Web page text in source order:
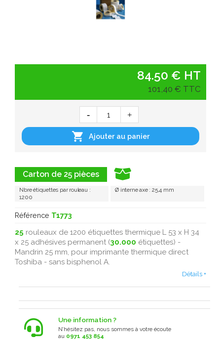
Carton de 25 pièces
Nbre étiquettes par rouleau :
1200
Ø interne axe : 25,4 mm
Référence T1773
25 rouleaux de 1200 étiquettes thermique L 53 x H 34
x 25 adhésives permanent (30.000 étiquettes) -
Mandrin 25 mm, pour imprimante thermique direct
Toshiba - sans bisphenol A.
Détails +
Une information ?
N’hésitez pas, nous sommes à votre écoute
au 0971 453 854
84.50 € HT
101,40 € TTC
 Ajouter au panier